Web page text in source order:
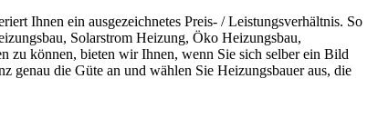
Ihnen ein ausgezeichnetes Preis- / Leistungsverhältnis. So
Solarstrom Heizung, Öko Heizungsbau,
zu können, bieten wir Ihnen, wenn Sie sich selber ein Bild
genau die Güte an und wählen Sie Heizungsbauer aus, die